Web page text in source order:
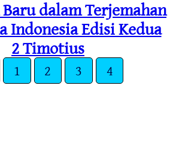
dalam Terjemahan
Indonesia Edisi Kedua
2 Timotius
1 2 3 4